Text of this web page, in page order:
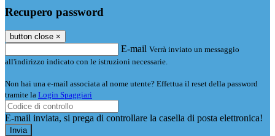
Recupero password
button close ×
E-mail Verrà inviato un messaggio
all'indirizzo indicato con le istruzioni necessarie.
Non hai una e-mail associata al nome utente? Effettua il reset della password
tramite la Login Spaggiari
E-mail inviata, si prega di controllare la casella di posta elettronica!